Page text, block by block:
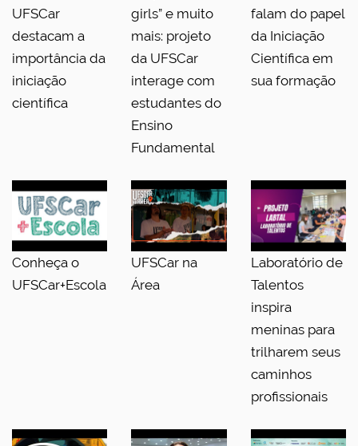
UFSCar
destacam a
importância da
iniciação
científica
girls” e muito
mais: projeto
da UFSCar
interage com
estudantes do
Ensino
Fundamental
falam do papel
da Iniciação
Científica em
sua formação
Conheça o
UFSCar+Escola
UFSCar na
Área
Laboratório de
Talentos
inspira
meninas para
trilharem seus
caminhos
profissionais